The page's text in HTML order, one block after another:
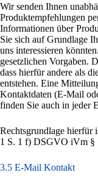
Wir senden Ihnen
Produktempfehlungen
Informationen über
Sie sich auf Grundlage
uns interessieren
gesetzlichen Vorgaben.
dass hierfür andere als
entstehen. Eine
Kontaktdaten (E-Mail
finden Sie auch in jeder
Rechtsgrundlage hierfür
1 S. 1 f) DSGVO iVm §
3.5 E-Mail Kontakt